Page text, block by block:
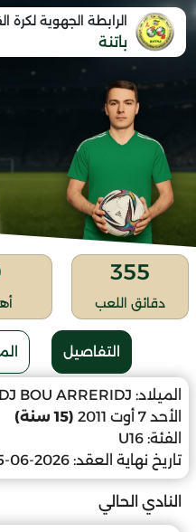
الرابطة الجهوية لكرة
باتنة
355
دقائق اللعب
التفاصيل
الميلاد: BOU ARRERIDJ
الأحد 7 أوت 2011
(15 سنة)
الفئة: U16
تاريخ نهاية العقد: 2026-06-15
النادي الحالي